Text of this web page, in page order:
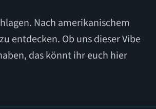
Nach amerikanischem
entdecken. Ob uns dieser Vibe
das könnt ihr euch hier